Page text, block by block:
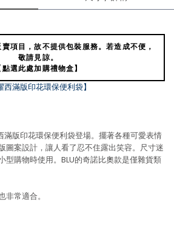
項目，故不提供包裝服務。若造成不便，
敬請見諒。
點選此處加購禮物盒】
滿版印花環保便利袋】
版印花環保便利袋登場。擺著各種可愛表情
圖案設計，讓人看了忍不住露出笑容。尺寸迷
型購物時使用。BLU的奇諾比奧款是僅雜貨類
常適合。